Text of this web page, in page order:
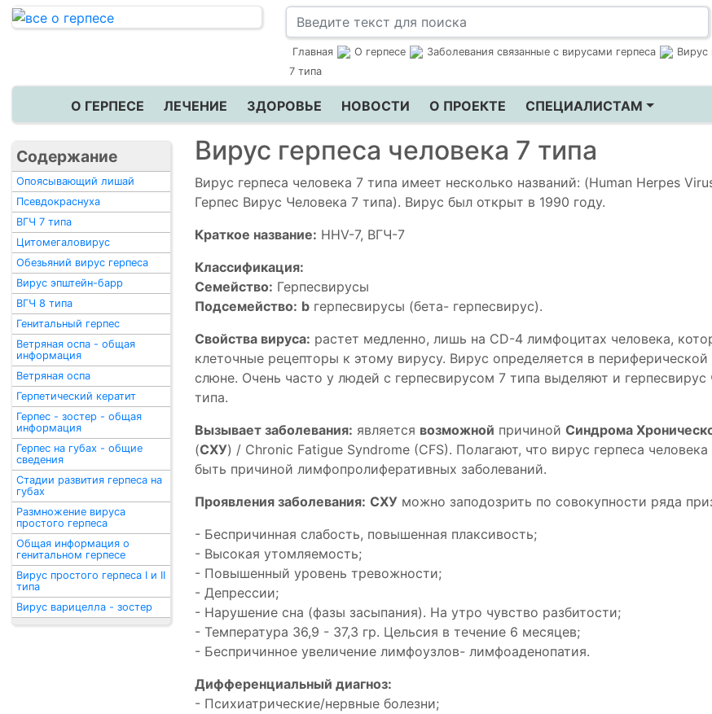
Главная О герпесе Заболевания связанные с вирусами герпеса
Вирус
7 типа
О ГЕРПЕСЕ ЛЕЧЕНИЕ ЗДОРОВЬЕ НОВОСТИ О ПРОЕКТЕ СПЕЦИАЛИСТАМ
Вирус герпеса человека 7 типа
Вирус герпеса человека 7 типа имеет несколько названий: (Human Herpes
Герпес Вирус Человека 7 типа). Вирус был открыт в 1990 году.
Краткое название: HHV-7, ВГЧ-7
Классификация:
Семейство: Герпесвирусы
Подсемейство: b герпесвирусы (бета- герпесвирус).
Свойства вируса: растет медленно, лишь на CD-4 лимфоцитах человека,
клеточные рецепторы к этому вирусу. Вирус определяется в
слюне. Очень часто у людей с герпесвирусом 7 типа выделяют и герпесвирус
типа.
Вызывает заболевания: является возможной причиной Синдрома
(СХУ) / Chronic Fatigue Syndrome (CFS). Полагают, что вирус герпеса
быть причиной лимфопролиферативных заболеваний.
Проявления заболевания: СХУ можно заподозрить по совокупности ряда
- Беспричинная слабость, повышенная плаксивость;
- Высокая утомляемость;
- Повышенный уровень тревожности;
- Депрессии;
- Нарушение сна (фазы засыпания). На утро чувство разбитости;
- Температура 36,9 - 37,3 гр. Цельсия в течение 6 месяцев;
- Беспричинное увеличение лимфоузлов- лимфоаденопатия.
Дифференциальный диагноз:
- Психиатрические/нервные болезни;
Содержание
Опоясывающий лишай
Псевдокраснуха
ВГЧ 7 типа
Цитомегаловирус
Обезьяний вирус герпеса
Вирус эпштейн-барр
ВГЧ 8 типа
Генитальный герпес
Ветряная оспа - общая
информация
Ветряная оспа
Герпетический кератит
Герпес - зостер - общая
информация
Герпес на губах - общие
сведения
Стадии развития герпеса на
губах
Размножение вируса
простого герпеса
Общая информация о
генитальном герпесе
Вирус простого герпеса I и II
типа
Вирус варицелла - зостер